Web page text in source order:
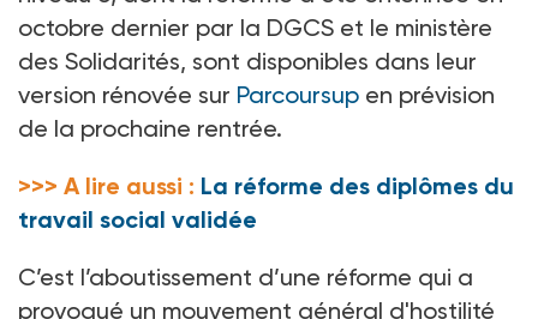
octobre dernier par la DGCS et le ministère
des Solidarités, sont disponibles dans leur
version rénovée sur Parcoursup en prévision
de la prochaine rentrée.
>>> A lire aussi : La réforme des diplômes du
travail social validée
C’est l’aboutissement d’une réforme qui a
provoqué un mouvement général d'hostilité